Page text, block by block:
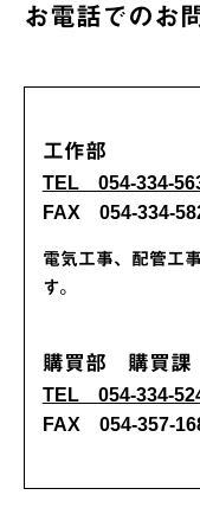
お電話でのお
工作部
TEL 054-334-
FAX 054-334-
電気工事、配管工
す。
購買部 購買課
TEL 054-334-
FAX 054-357-